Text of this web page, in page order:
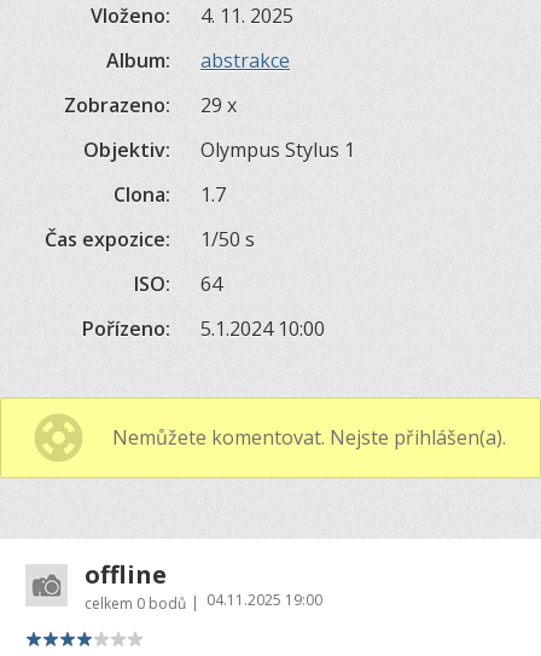
Vloženo:
4. 11. 2025
Album:
abstrakce
Zobrazeno:
29 x
Objektiv:
Olympus Stylus 1
Clona:
1.7
Čas expozice:
1/50 s
ISO:
64
Pořízeno:
5.1.2024 10:00
Nemůžete komentovat. Nejste přihlášen(a).
offline
celkem 0 bodů | 04.11.2025 19:00